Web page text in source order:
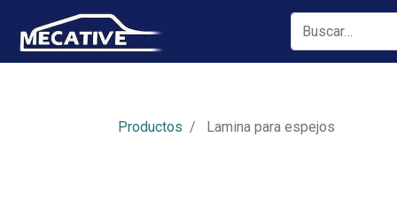
Productos Lamina para espejos